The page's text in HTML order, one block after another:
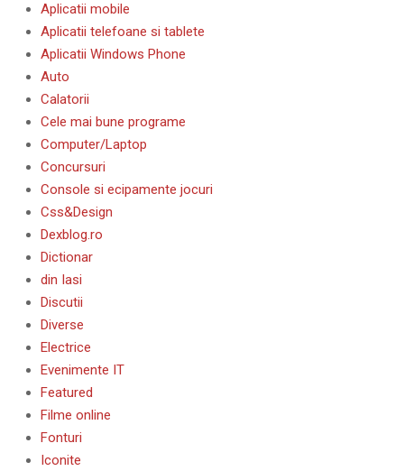
Aplicatii mobile
Aplicatii telefoane si tablete
Aplicatii Windows Phone
Auto
Calatorii
Cele mai bune programe
Computer/Laptop
Concursuri
Console si ecipamente jocuri
Css&Design
Dexblog.ro
Dictionar
din Iasi
Discutii
Diverse
Electrice
Evenimente IT
Featured
Filme online
Fonturi
Iconite